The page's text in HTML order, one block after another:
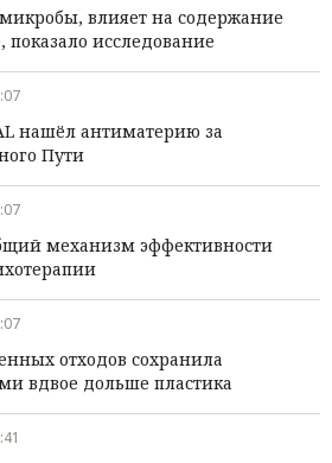
влияет на содержание
показало исследование
нашёл антиматерию за
Пути
механизм эффективности
отходов сохранила
вдвое дольше пластика